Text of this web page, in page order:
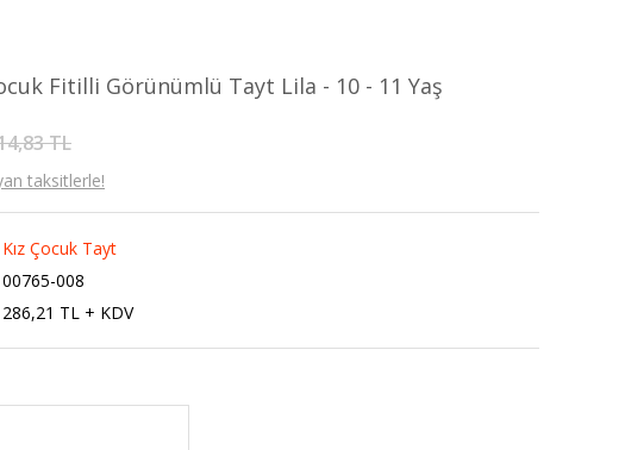
Fitilli Görünümlü Tayt Lila - 10 - 11 Yaş
TL
taksitlerle!
Kız Çocuk Tayt
00765-008
286,21 TL + KDV